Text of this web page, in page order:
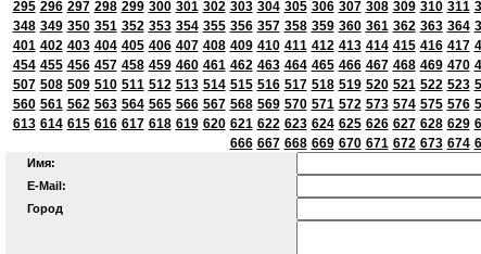
295 296 297 298 299 300 301 302 303 304 305 306 307 308 309 310 311
348 349 350 351 352 353 354 355 356 357 358 359 360 361 362 363 364
401 402 403 404 405 406 407 408 409 410 411 412 413 414 415 416 417
454 455 456 457 458 459 460 461 462 463 464 465 466 467 468 469 470
507 508 509 510 511 512 513 514 515 516 517 518 519 520 521 522 523
560 561 562 563 564 565 566 567 568 569 570 571 572 573 574 575 576
613 614 615 616 617 618 619 620 621 622 623 624 625 626 627 628 629
666 667 668 669 670 671 672 673 674
Имя:
E-Mail:
Город